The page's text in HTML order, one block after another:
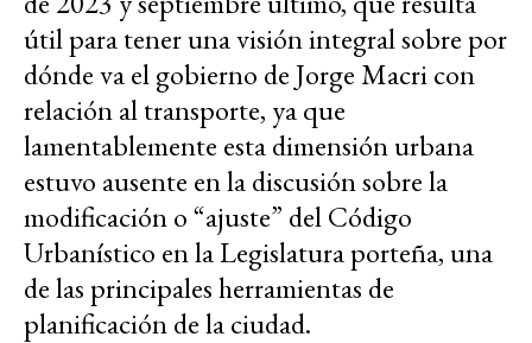
útil para tener una visión integral sobre por
dónde va el gobierno de Jorge Macri con
relación al transporte, ya que
lamentablemente esta dimensión urbana
estuvo ausente en la discusión sobre la
modificación o “ajuste” del Código
Urbanístico en la Legislatura porteña, una
de las principales herramientas de
planificación de la ciudad.